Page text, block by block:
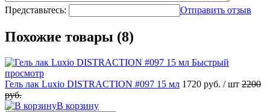
Представьтесь: Отправить отзыв
Похожие товары (8)
Быстрый
просмотр
Гель лак Luxio DISTRACTION #097 15 мл 1720 руб. / шт 2200
руб.
В корзину